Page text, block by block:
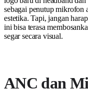
sebagai penutup mikrofon
estetika. Tapi, jangan
ini bisa terasa
segar secara visual.
ANC dan